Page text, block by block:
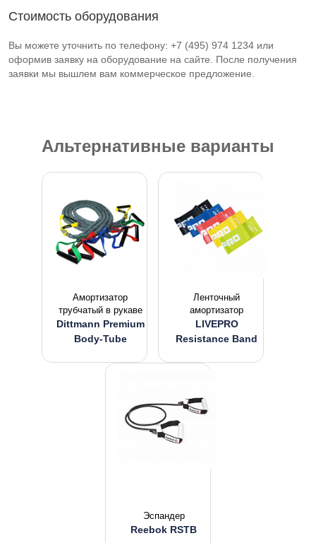
Стоимость оборудования
Вы можете уточнить по телефону: +7 (495) 974 1234 или
оформив заявку на оборудование на сайте. После получения
заявки мы вышлем вам коммерческое предложение.
Альтернативные варианты
Амортизатор
трубчатый в рукаве
Dittmann Premium
Body-Tube
Ленточный
амортизатор
LIVEPRO
Resistance Band
Эспандер
Reebok RSTB